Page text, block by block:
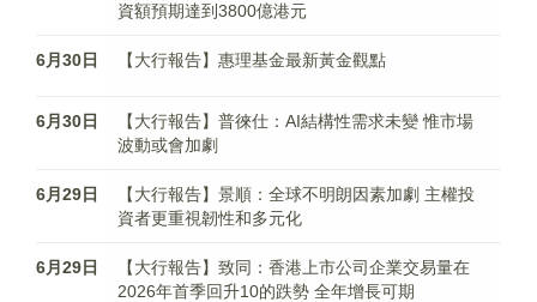
資額預期達到3800億港元
6月30日 【大行報告】惠理基金最新黃金觀點
6月30日
【大行報告】普徠仕：AI結構性需求未變 惟市場
波動或會加劇
6月29日
【大行報告】景順：全球不明朗因素加劇 主權投
資者更重視韌性和多元化
6月29日
【大行報告】致同：香港上市公司企業交易量在
2026年首季回升10的跌勢 全年增長可期